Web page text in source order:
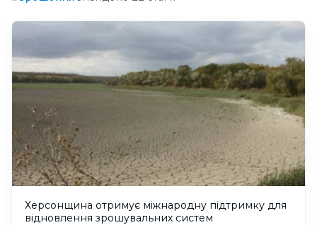
Херсонщина отримує міжнародну підтримку для
відновлення зрошувальних систем